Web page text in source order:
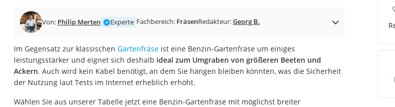
Akku-Rasentrimmer
Split-Klimaanlage 2 Innengeräte
Pelletofen
Bohrmaschine
Tiefbrunnenpumpe
Von: Philip Merten Experte Fachbereich: FräsenRedakteur:Georg B.
Im Gegensatz zur klassischen Gartenfräseist eine Benzin-Gartenfräse um einiges
leistungsstärker und eignet sich deshalb ideal zum Umgraben von größeren Beeten und
Ackern. Auch wird kein Kabel benötigt, an dem Sie hängen bleiben könnten, was die Sicherheit
der Nutzung laut Tests im Internet erheblich erhöht.
Wählen Sie aus unserer Tabelle jetzt eine Benzin-Gartenfräse mit möglichst breiter